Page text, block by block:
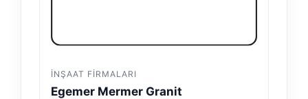
İNŞAAT FIRMALARI
Egemer Mermer Granit